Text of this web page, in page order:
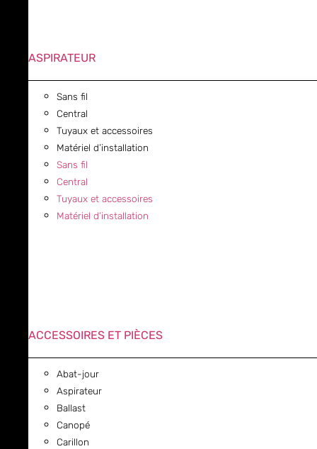
ASPIRATEUR
Sans fil
Central
Tuyaux et accessoires
Matériel d’installation
Sans fil
Central
Tuyaux et accessoires
Matériel d’installation
ACCESSOIRES ET PIÈCES
Abat-jour
Aspirateur
Ballast
Canopé
Carillon